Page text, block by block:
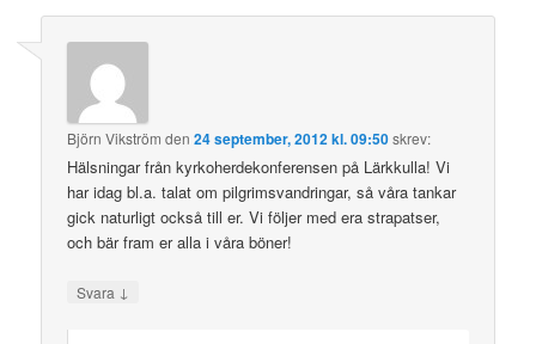
Björn Vikström den24 september, 2012 kl. 09:50skrev:
Hälsningar från kyrkoherdekonferensen på Lärkkulla! Vi
har idag bl.a. talat om pilgrimsvandringar, så våra tankar
gick naturligt också till er. Vi följer med era strapatser,
och bär fram er alla i våra böner!
Svara ↓